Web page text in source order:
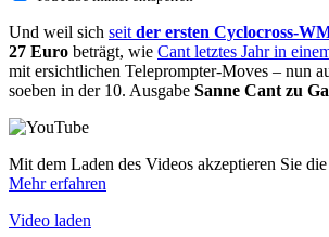
Und weil sich seit der ersten Cyclocross-
27 Euro beträgt, wie Cant letztes Jahr in
mit ersichtlichen Teleprompter-Moves – nun
soeben in der 10. Ausgabe Sanne Cant zu
Mit dem Laden des Videos akzeptieren Sie
Mehr erfahren
Video laden